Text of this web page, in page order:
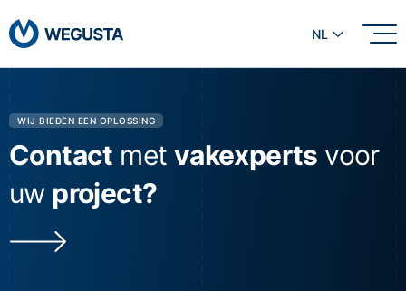
NL
WIJ BIEDEN EEN OPLOSSING
Contact met vakexperts voor
uw project?